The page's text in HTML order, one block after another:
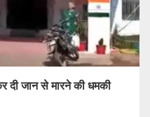
दी जान से मारने की धमकी